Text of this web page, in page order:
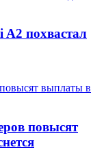
похвастал
повысят